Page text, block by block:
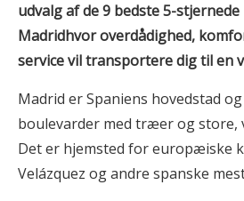
udvalg af de 9 bedste 5-
Madridhvor overdådighed,
service vil transportere dig til en
Madrid er Spaniens hovedstad
boulevarder med træer og store,
Det er hjemsted for europæiske
Velázquez og andre spanske